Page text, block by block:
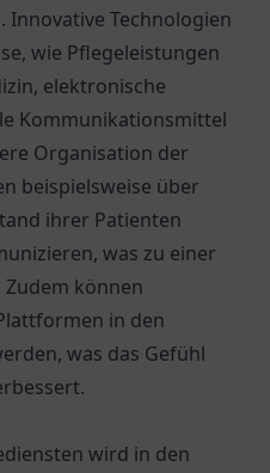
Innovative Technologien
wie Pflegeleistungen
elektronische
Kommunikationsmittel
Organisation der
beispielsweise über
ihrer Patienten
was zu einer
können
in den
was das Gefühl
wird in den